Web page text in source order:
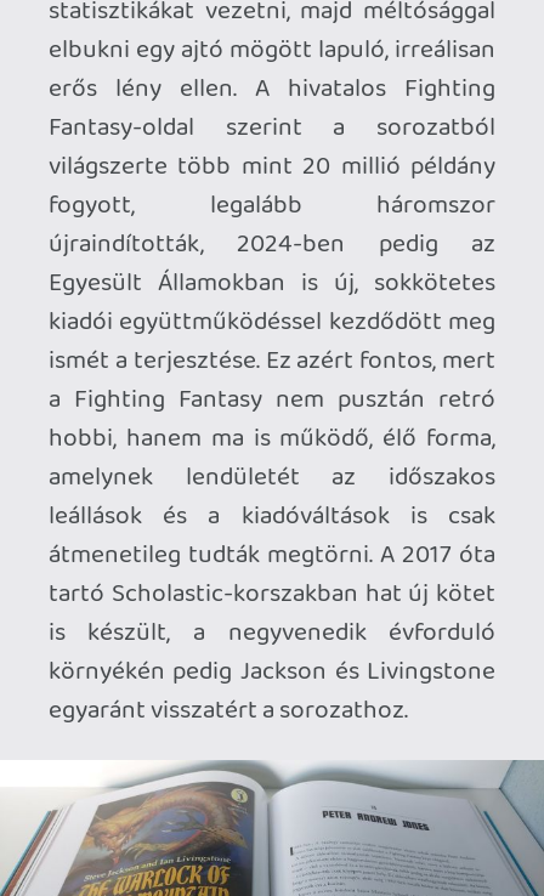
A könyvek varázsa nem bonyolult: azt
ígérik, hogy te vagy a hős, és ezt el is
hisszük nekik, pedig szemérmetlenül
hazudnak. Ha rossz irányba mész,
meghalsz. Ha rosszul dobsz, meghalsz. Ha
túl magabiztos vagy, szinte biztosan
meghalsz. “Hős”, mi?!? Néha még akkor is
meghalsz, ha mindent jól csináltál, csak a
szerzőnek éppen rossz napja volt. Mégis
elhisszük, hogy mi vagyunk a hősök, mert
mindez valahogy nem frusztráló, hanem
felszabadítóan játékos, a kudarc pedig
nem a végállomás. A magyar megjelenés
ezért különösen örömteli. A Chameleon
Comix kiadásában megjelent album a
hazai olvasók kezébe adja azt a vizuális
örökséget, amely a Fighting Fantasyt
mindig többé tette egyszerű
játékkönyvnél. De mi is ez a kötet?
Egyszerre képgyűjtemény,
történelemkönyv, információs tárház és
különös érdekességek gyűjteménye,
több mint 350 oldalon, természetesen
kemény kötésben, olyan minőségű
papírra nyomva, hogy valószínűleg az olló
lapokat. Persze miért tennél ilyet. Az a
helyzet, hogy a 15 000 forintos ár ezért
az exkluzív, feltehetően erősen
korlátozott példányszámban megjelenő